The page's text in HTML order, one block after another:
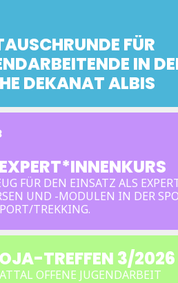
FÜR
IN
DEKANAT ALBIS
FÜR DEN EINSATZ ALS
UND -MODULEN IN DER
TREKKING.
TREFFEN 3/2026
OFFENE JUGENDARBEIT